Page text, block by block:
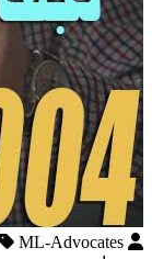
ML-Advocates